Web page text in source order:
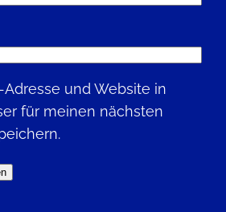
und Website in
für meinen nächsten